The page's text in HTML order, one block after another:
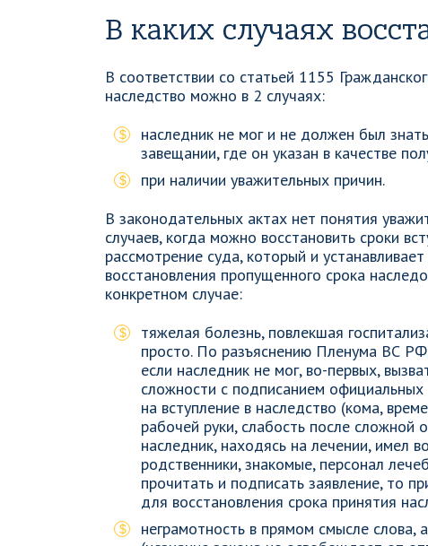
В каких случаях
В соответствии со статьей 1155
наследство можно в 2 случаях:
наследник не мог и не должен был
завещании, где он указан в качестве
при наличии уважительных причин.
В законодательных актах нет понятия
случаев, когда можно восстановить сроки
рассмотрение суда, который и устанавливает
восстановления пропущенного срока
конкретном случае:
тяжелая болезнь, повлекшая
просто. По разъяснению Пленума ВС
если наследник не мог, во-первых,
сложности с подписанием
на вступление в наследство (кома,
рабочей руки, слабость после сложной
наследник, находясь на лечении, имел
родственники, знакомые, персонал
прочитать и подписать заявление, то
для восстановления срока принятия
неграмотность в прямом смысле слова,